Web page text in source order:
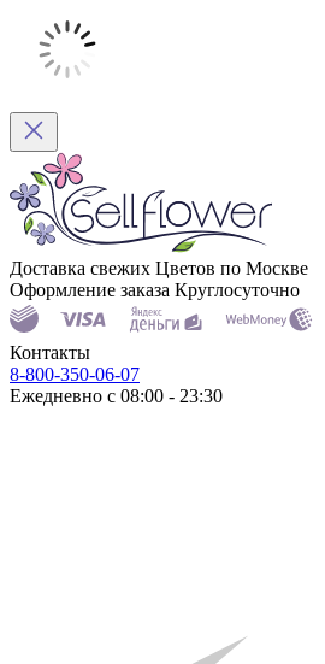
Доставка свежих Цветов по Москве
Оформление заказа Круглосуточно
Контакты
8-800-350-06-07
Ежедневно с 08:00 - 23:30